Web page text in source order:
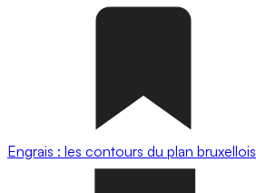
Engrais : les contours du plan bruxellois